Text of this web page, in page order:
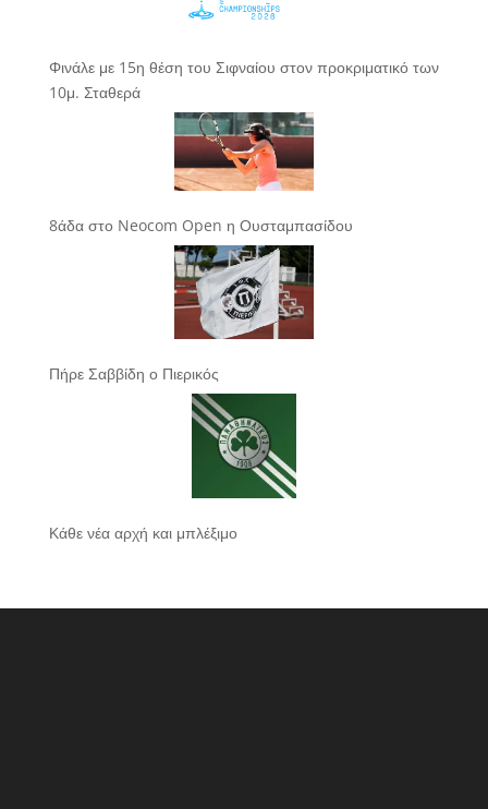
Φινάλε με 15η θέση του Σιφναίου στον προκριματικό των
10μ. Σταθερά
8άδα στο Neocom Open η Ουσταμπασίδου
Πήρε Σαββίδη ο Πιερικός
Κάθε νέα αρχή και μπλέξιμο